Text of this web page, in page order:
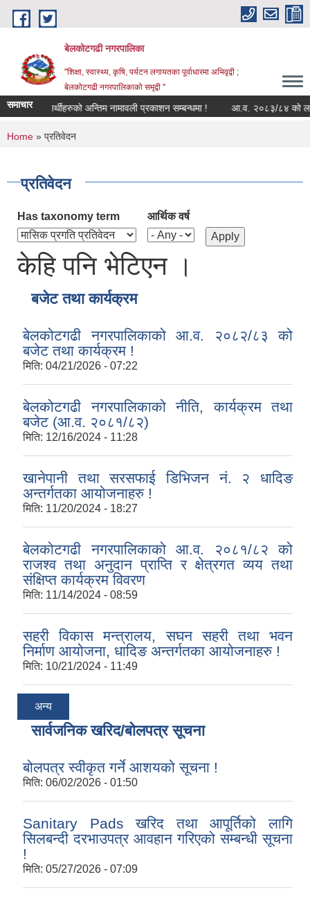
Skip to main content
बेलकोटगढी नगरपालिका
"शिक्षा, स्वास्थ्य, कृषि, पर्यटन लगायतका पूर्वाधारमा अभिवृद्वी ;
बेलकोटगढी नगरपालिकाको समृद्वी "
समाचार
प्रशिक्षार्थीहरुको अन्तिम नामावली प्रकाशन सम्बन्धमा ! आ.व. २०८३/८४ को लागि
You are here
Home » प्रतिवेदन
प्रतिवेदन
Has taxonomy term आर्थिक वर्ष
केहि पनि भेटिएन ।
बजेट तथा कार्यक्रम
बेलकोटगढी नगरपालिकाको आ.व. २०८२/८३ को
बजेट तथा कार्यक्रम !
मिति: 04/21/2026 - 07:22
बेलकोटगढी नगरपालिकाको नीति, कार्यक्रम तथा
बजेट (आ.व. २०८१/८२)
मिति: 12/16/2024 - 11:28
खानेपानी तथा सरसफाई डिभिजन नं. २ धादिङ
अन्तर्गतका आयोजनाहरु !
मिति: 11/20/2024 - 18:27
बेलकोटगढी नगरपालिकाको आ.व. २०८१/८२ को
राजश्व तथा अनुदान प्राप्ति र क्षेत्रगत व्यय तथा
संक्षिप्त कार्यक्रम विवरण
मिति: 11/14/2024 - 08:59
सहरी विकास मन्त्रालय, सघन सहरी तथा भवन
निर्माण आयोजना, धादिङ अन्तर्गतका आयोजनाहरु !
मिति: 10/21/2024 - 11:49
अन्य
सार्वजनिक खरिद/बोलपत्र सूचना
बोलपत्र स्वीकृत गर्ने आशयको सूचना !
मिति: 06/02/2026 - 01:50
Sanitary Pads खरिद तथा आपूर्तिको लागि
सिलबन्दी दरभाउपत्र आवहान गरिएको सम्बन्धी सूचना
!
मिति: 05/27/2026 - 07:09